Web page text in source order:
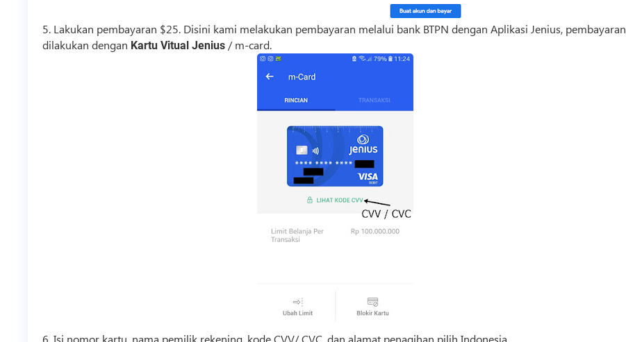
5. Lakukan pembayaran $25. Disini kami melakukan pembayaran melalui bank BTPN dengan Aplikasi Jenius, pembayaran
dilakukan dengan Kartu Vitual Jenius / m-card.
6. Isi nomor kartu, nama pemilik rekening, kode CVV/ CVC, dan alamat penagihan pilih Indonesia.